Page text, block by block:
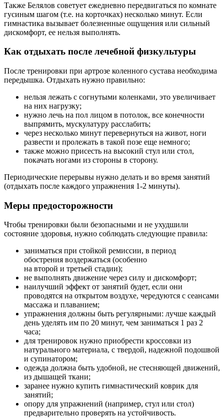
Также Белялов советует ежедневно передвигаться по комнате
гусиным шагом (т.е. на корточках) несколько минут. Если
гимнастика вызывает болезненные ощущения или сильный
дискомфорт, ее нельзя выполнять.
Как отдыхать после лечебной физкультуры
После тренировки при артрозе коленного сустава необходима
передышка. Отдыхать нужно правильно:
нельзя лежать с согнутыми коленками, это увеличивает
на них нагрузку;
нужно лечь на пол лицом в потолок, все конечности
выпрямить, мускулатуру расслабить;
через несколько минут перевернуться на живот, ноги
развести и пролежать в такой позе еще немного;
также можно присесть на высокий стул или стол,
покачать ногами из стороны в сторону.
Периодические перерывы нужно делать и во время занятий
(отдыхать после каждого упражнения 1-2 минуты).
Меры предосторожности
Чтобы тренировки были безопасными и не ухудшили
состояние здоровья, нужно соблюдать следующие правила:
заниматься при стойкой ремиссии, в период
обострения воздержаться (особенно
на второй и третьей стадии);
не выполнять движение через силу и дискомфорт;
наилучший эффект от занятий будет, если они
проводятся на открытом воздухе, чередуются с сеансами
массажа и плаванием;
упражнения должны быть регулярными: лучше каждый
день уделять им по 20 минут, чем заниматься 1 раз 2
часа;
для тренировок нужно приобрести кроссовки из
натурального материала, с твердой, надежной подошвой
и супинатором;
одежда должна быть удобной, не стесняющей движений,
из дышащей ткани;
заранее нужно купить гимнастический коврик для
занятий;
опору для упражнений (например, стул или стол)
предварительно проверять на устойчивость.